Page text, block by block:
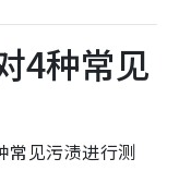
4种常见
常见污渍进行测